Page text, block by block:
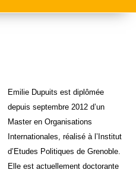
Emilie Dupuits est diplômée
depuis septembre 2012 d’un
Master en Organisations
Internationales, réalisé à l’Institut
d’Etudes Politiques de Grenoble.
Elle est actuellement doctorante